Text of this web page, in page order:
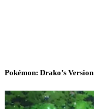
Pokémon: Drako’s Version